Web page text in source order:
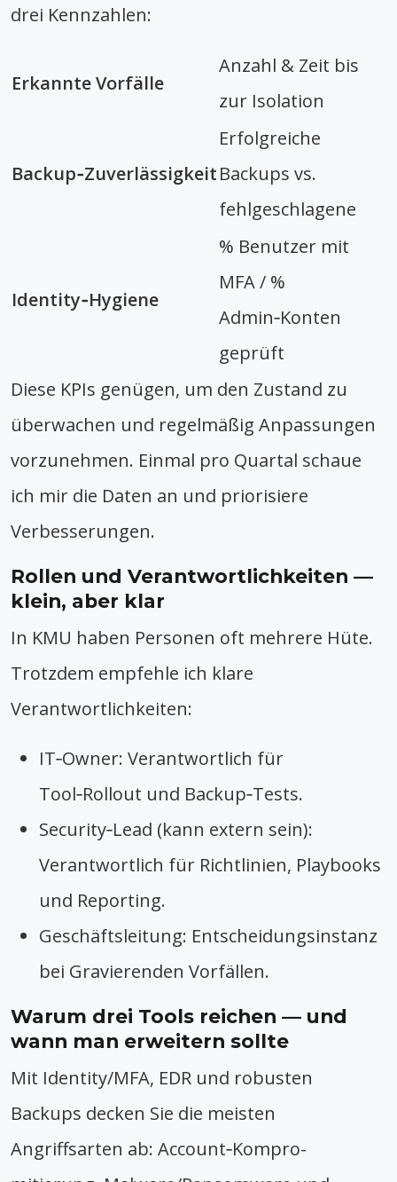
drei Kennzahlen:
Erkannte Vorfälle
Anzahl & Zeit bis
zur Isolation
Backup‑Zuverlässigkeit
Erfolgreiche
Backups vs.
fehlgeschlagene
Identity‑Hygiene
% Benutzer mit
MFA / %
Admin‑Konten
geprüft
Diese KPIs genügen, um den Zustand zu
überwachen und regelmäßig Anpassungen
vorzunehmen. Einmal pro Quartal schaue
ich mir die Daten an und priorisiere
Verbesserungen.
Rollen und Verantwortlichkeiten —
klein, aber klar
In KMU haben Personen oft mehrere Hüte.
Trotzdem empfehle ich klare
Verantwortlichkeiten:
IT‑Owner: Verantwortlich für
Tool‑Rollout und Backup‑Tests.
Security‑Lead (kann extern sein):
Verantwortlich für Richtlinien, Playbooks
und Reporting.
Geschäftsleitung: Entscheidungsinstanz
bei Gravierenden Vorfällen.
Warum drei Tools reichen — und
wann man erweitern sollte
Mit Identity/MFA, EDR und robusten
Backups decken Sie die meisten
Angriffsarten ab: Account‑Kompro­